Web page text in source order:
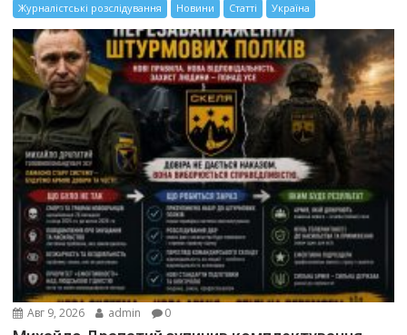
Журналістські розслідування Новини Статті Україна
Авг 9, 2026 admin 0